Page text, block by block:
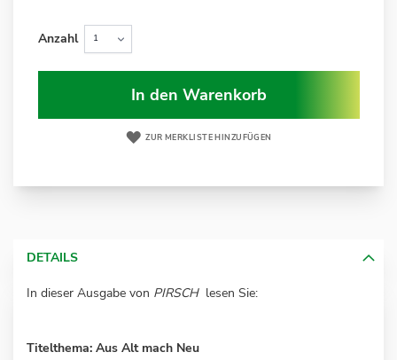
Anzahl
In den Warenkorb
ZUR MERKLISTE HINZUFÜGEN
DETAILS
In dieser Ausgabe von PIRSCH lesen Sie:
Titelthema: Aus Alt mach Neu